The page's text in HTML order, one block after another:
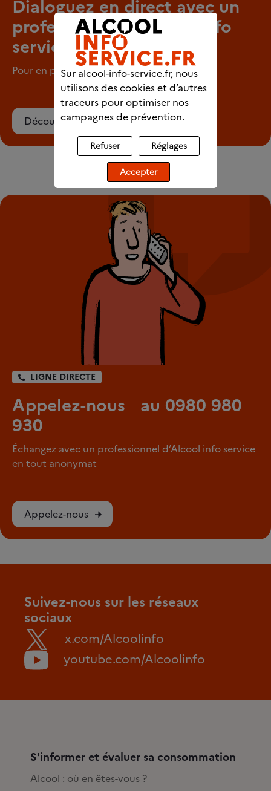
Dialoguez en direct avec un
professionnel d’Alcool info
service
Pour en parler en tout anonymat
Découvrez le chat
LIGNE DIRECTE
Appelez-nous au 0980 980
930
Échangez avec un professionnel d’Alcool info service
en tout anonymat
Appelez-nous
Suivez-nous sur les réseaux
sociaux
x.com/Alcoolinfo
youtube.com/Alcoolinfo
S'informer et évaluer sa consommation
Alcool : où en êtes-vous ?
Sur alcool-info-service.fr, nous
utilisons des cookies et d’autres
traceurs pour optimiser nos
campagnes de prévention.
Refuser Réglages
Accepter